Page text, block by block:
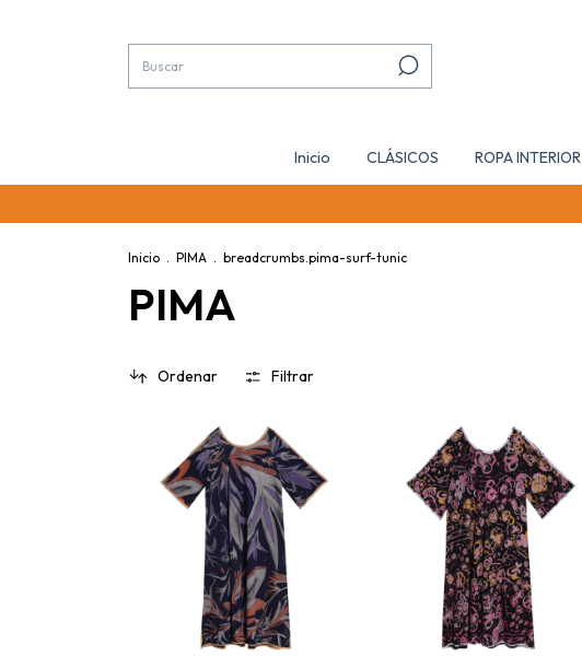
Inicio CLÁSICOS ROPA INTERIOR
Inicio . PIMA . breadcrumbs.pima-surf-tunic
PIMA
Ordenar Filtrar